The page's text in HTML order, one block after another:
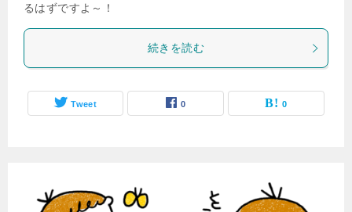
るはずですよ～！
続きを読む
Tweet 0 0